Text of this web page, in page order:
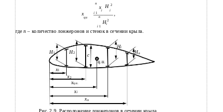
n
H 2
x
i i
x i 1 ,
n
ци
Hi
2
i 1
гдеn– количество лонжеронов и стенок в сечении крыла.
Н1 H2
Hi
Hn
c
ц.и.
x1
x2
xц.и.
xi
xn